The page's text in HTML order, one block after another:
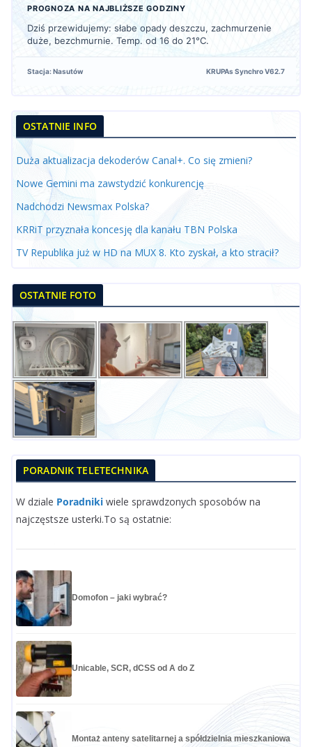
PROGNOZA NA NAJBLIŻSZE GODZINY
Dziś przewidujemy: słabe opady deszczu, zachmurzenie
duże, bezchmurnie. Temp. od 16 do 21°C.
Stacja: Nasutów KRUPAs Synchro V62.7
OSTATNIE INFO
Duża aktualizacja dekoderów Canal+. Co się zmieni?
Nowe Gemini ma zawstydzić konkurencję
Nadchodzi Newsmax Polska?
KRRiT przyznała koncesję dla kanału TBN Polska
TV Republika już w HD na MUX 8. Kto zyskał, a kto stracił?
OSTATNIE FOTO
PORADNIK TELETECHNIKA
W dziale Poradniki wiele sprawdzonych sposobów na
najczęstsze usterki.To są ostatnie:
Domofon – jaki wybrać?
Unicable, SCR, dCSS od A do Z
Montaż anteny satelitarnej a spółdzielnia mieszkaniowa